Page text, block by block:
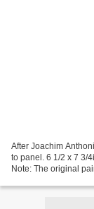
After Joachim
to panel. 6 1/2 x 7 3/
Note: The original